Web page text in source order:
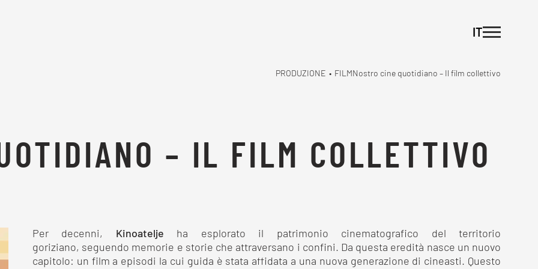
IT
PRODUZIONE • FILMNostro cine quotidiano – Il film collettivo
– IL FILM COLLETTIVO
Per decenni, Kinoatelje ha esplorato il patrimonio cinematografico del territorio
goriziano, seguendo memorie e storie che attraversano i confini. Da questa eredità nasce un nuovo
capitolo: un film a episodi la cui guida è stata affidata a una nuova generazione di cineasti. Questo